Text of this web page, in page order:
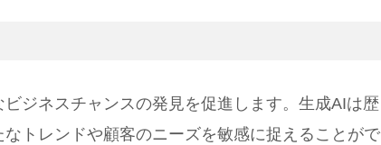
ジネスチャンスの発見を促進します。生成AIは歴
トレンドや顧客のニーズを敏感に捉えることがで